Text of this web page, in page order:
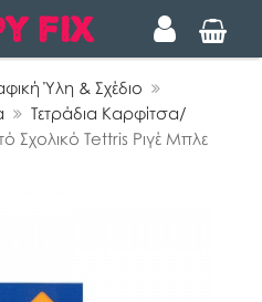
Ύλη & Σχέδιο
Τετράδια Καρφίτσα/
Σχολικό Tettris Ριγέ Μπλε